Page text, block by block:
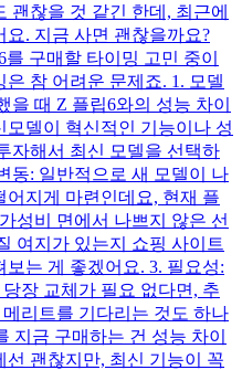
괜찮을 것 같긴 한데, 최근에
. 지금 사면 괜찮을까요?
구매할 타이밍 고민 중이
참 어려운 문제죠. 1. 모델
을 때 Z 플립6와의 성능 차이
델이 혁신적인 기능이나 성
자해서 최신 모델을 선택하
동: 일반적으로 새 모델이 나
어지게 마련인데요, 현재 플
성비 면에서 나쁘지 않은 선
여지가 있는지 쇼핑 사이트
는 게 좋겠어요. 3. 필요성:
장 교체가 필요 없다면, 추
리트를 기다리는 것도 하나
지금 구매하는 건 성능 차이
괜찮지만, 최신 기능이 꼭